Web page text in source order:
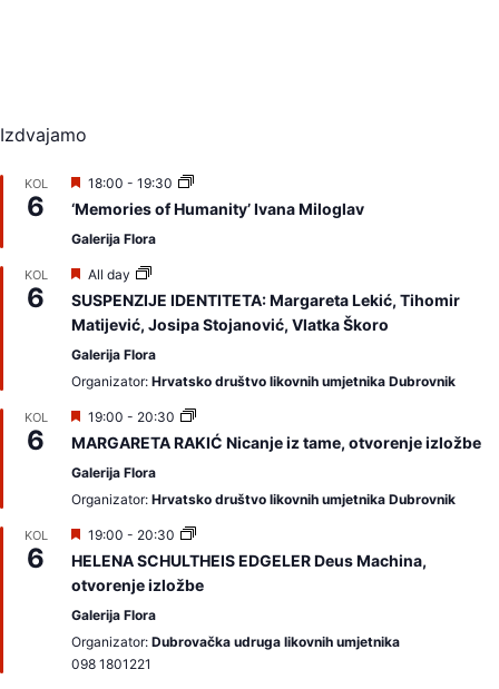
Izdvajamo
KOL
6
I
z
d
v
j
m
o
18:00 - 19:30
‘Memories of Humanity’ Ivana Miloglav
Galerija Flora
KOL
6
I
z
d
v
j
a
o
All day
SUSPENZIJE IDENTITETA: Margareta Lekić, Tihomir
Matijević, Josipa Stojanović, Vlatka Škoro
Galerija Flora
Organizator: Hrvatsko društvo likovnih umjetnika Dubrovnik
KOL
6
I
z
d
v
j
m
o
19:00 - 20:30
MARGARETA RAKIĆ Nicanje iz tame, otvorenje izložbe
Galerija Flora
Organizator: Hrvatsko društvo likovnih umjetnika Dubrovnik
KOL
6
I
z
d
v
j
a
m
19:00 - 20:30
HELENA SCHULTHEIS EDGELER Deus Machina,
otvorenje izložbe
Galerija Flora
Organizator: Dubrovačka udruga likovnih umjetnika
098 1801221